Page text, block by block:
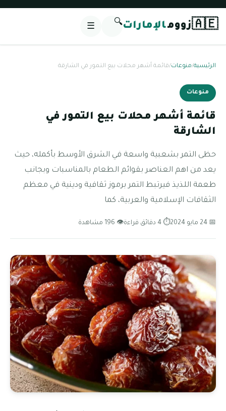
🇦🇪زوومالإمارات🔍
☰
الرئيسية/منوعات/قائمة أشهر محلات بيع التمور في الشارقة
منوعات
قائمة أشهر محلات بيع التمور في
الشارقة
حظى التمر بشعبية واسعة في الشرق الأوسط بأكمله، حيث
يعد من اهم العناصر بقوائم الطعام بالمناسبات وبجانب
طعمة اللذيذ فيرتبط التمر برموز ثقافية ودينية في معظم
الثقافات الإسلامية والعربية، كما
📅 24 مايو 2024 ⏱ 4 دقائق قراءة 👁 196 مشاهدة